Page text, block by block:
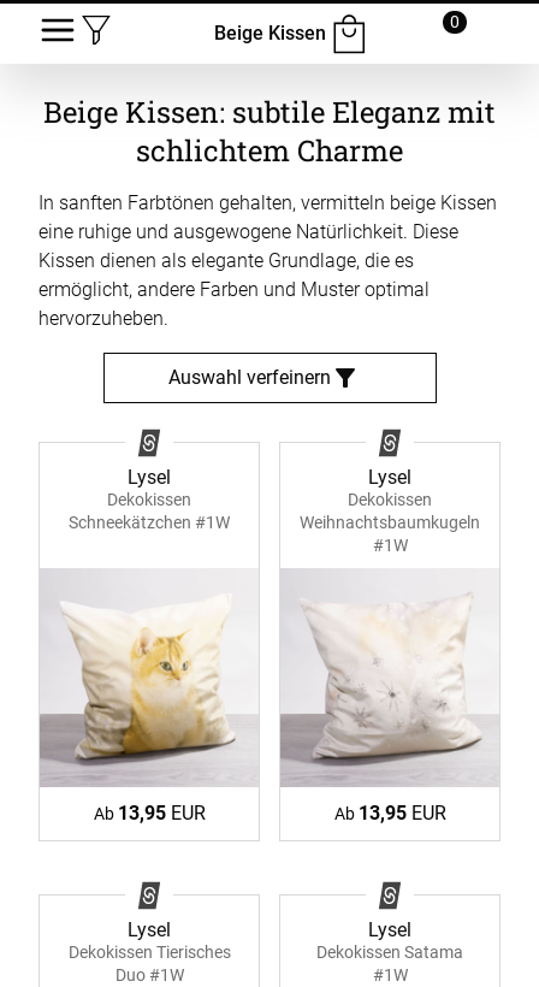
Beige Kissen
0
Beige Kissen: subtile Eleganz mit
schlichtem Charme
In sanften Farbtönen gehalten, vermitteln beige Kissen
eine ruhige und ausgewogene Natürlichkeit. Diese
Kissen dienen als elegante Grundlage, die es
ermöglicht, andere Farben und Muster optimal
hervorzuheben.
Auswahl verfeinern
Lysel
Dekokissen
Schneekätzchen #1W
Ab 13,95EUR
Lysel
Dekokissen
Weihnachtsbaumkugeln
#1W
Ab 13,95EUR
Lysel
Dekokissen Tierisches
Duo #1W
Lysel
Dekokissen Satama
#1W